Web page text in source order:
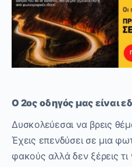
Ο 2ος οδηγός μας είναι
Δυσκολεύεσαι να βρεις
Έχεις επενδύσει σε μια
φακούς αλλά δεν ξέρεις